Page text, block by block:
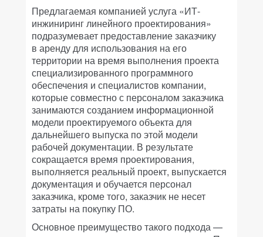
Предлагаемая компанией услуга «ИТ-
инжиниринг линейного проектирования»
подразумевает предоставление заказчику
в аренду для использования на его
территории на время выполнения проекта
специализированного программного
обеспечения и специалистов компании,
которые совместно с персоналом заказчика
занимаются созданием информационной
модели проектируемого объекта для
дальнейшего выпуска по этой модели
рабочей документации. В результате
сокращается время проектирования,
выполняется реальный проект, выпускается
документация и обучается персонал
заказчика, кроме того, заказчик не несет
затраты на покупку ПО.
Основное преимущество такого подхода —